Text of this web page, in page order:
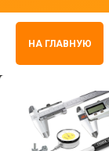
НА ГЛАВНУЮ